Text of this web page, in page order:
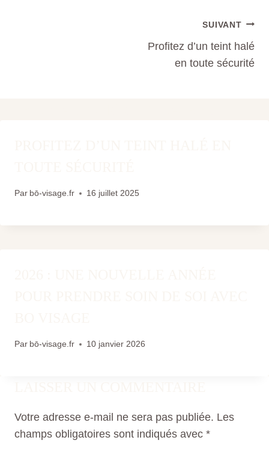
SUIVANT
Profitez d’un teint halé
en toute sécurité
Par bō-visage.fr 16 juillet 2025
Par bō-visage.fr 10 janvier 2026
Votre adresse e-mail ne sera pas publiée. Les
champs obligatoires sont indiqués avec *